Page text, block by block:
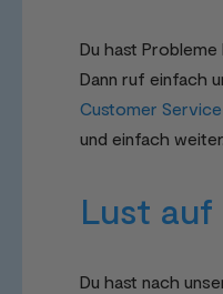
Du hast
Dann ruf einfach
Customer Service
und einfach weiter.
Lust auf
Du hast nach